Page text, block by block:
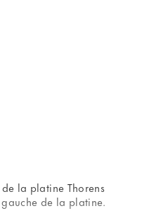
la platine Thorens
de la platine.